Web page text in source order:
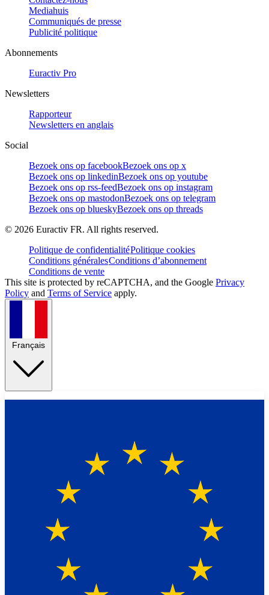
Mediahuis
Communiqués de presse
Publicité politique
Abonnements
Euractiv Pro
Newsletters
Rapporteur
Newsletters en anglais
Social
Bezoek ons op facebookBezoek ons op x
Bezoek ons op linkedinBezoek ons op youtube
Bezoek ons op rss-feedBezoek ons op instagram
Bezoek ons op mastodonBezoek ons op telegram
Bezoek ons op blueskyBezoek ons op threads
© 2026 Euractiv FR. All rights reserved.
Politique de confidentialitéPolitique cookies
Conditions généralesConditions d’abonnement
Conditions de vente
This site is protected by reCAPTCHA, and the Google Privacy
Policy and Terms of Service apply.
Français